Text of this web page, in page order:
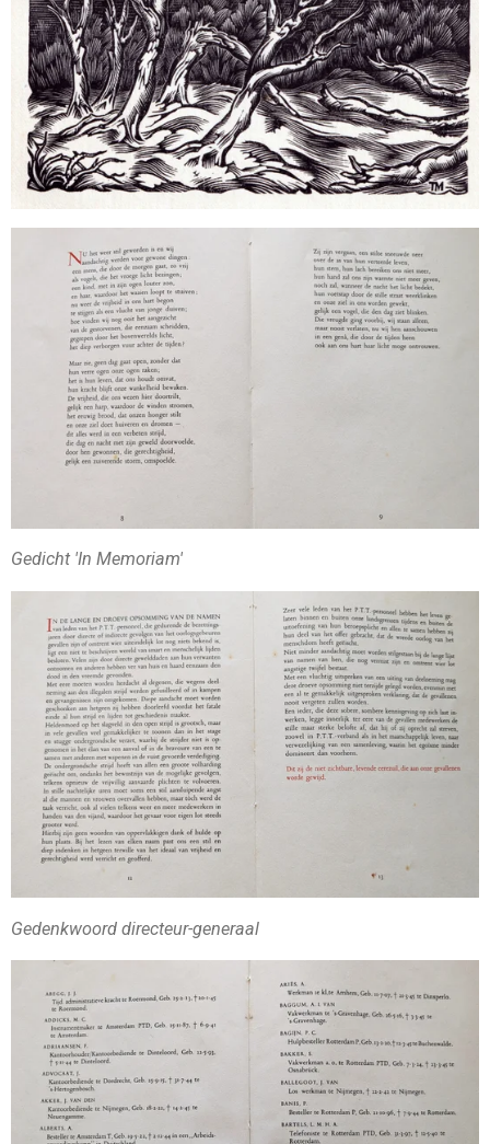
Gedicht 'In Memoriam'
Gedenkwoord directeur-generaal